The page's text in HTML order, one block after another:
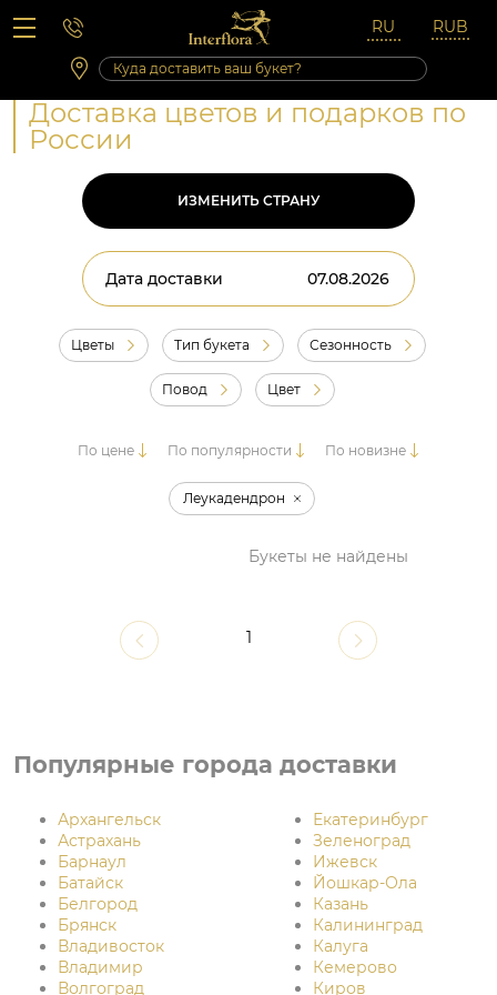
Вопросы-ответы
Сб 10:00 ‐ 14:00
Выходные и праздничные дни
Доставка цветов и подарков по
России
ИЗМЕНИТЬ СТРАНУ
Дата доставки
Цветы Тип букета Сезонность
Повод Цвет
По цене По популярности По новизне
Леукадендрон
Букеты не найдены
1
Популярные города доставки
Архангельск
Астрахань
Барнаул
Батайск
Белгород
Брянск
Владивосток
Владимир
Волгоград
Екатеринбург
Зеленоград
Ижевск
Йошкар-Ола
Казань
Калининград
Калуга
Кемерово
Киров